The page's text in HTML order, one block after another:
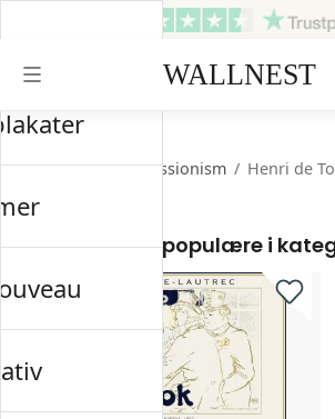
Sendes inden for 3 hverdage Gratis
Startsiden / Impressionism / Henri de
Mest populære i